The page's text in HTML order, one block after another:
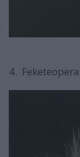
4. Feketeopera